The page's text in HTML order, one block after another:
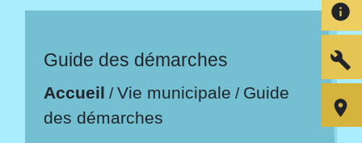
Guide des démarches
Accueil /Vie municipale / Guide
des démarches
info
build
room